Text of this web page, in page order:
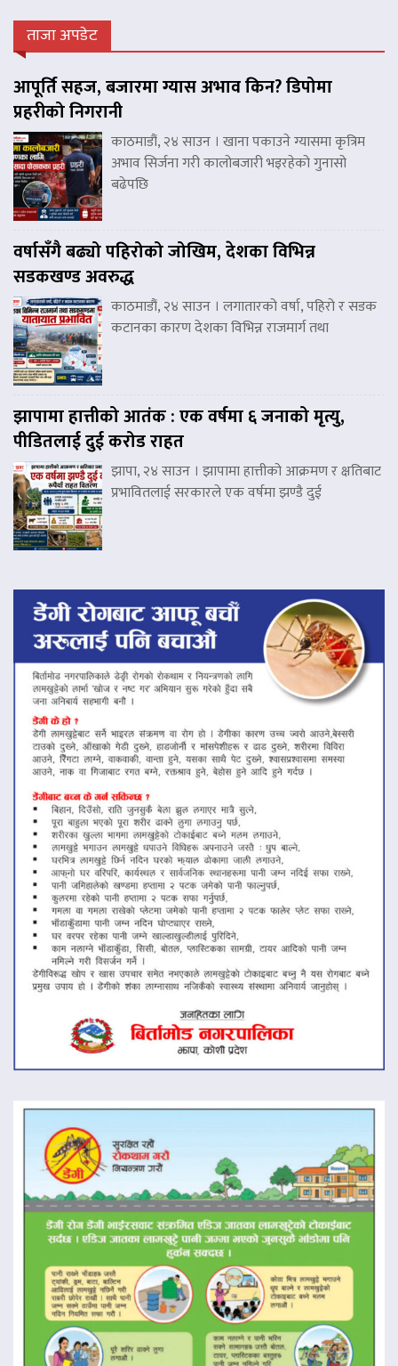
ताजा अपडेट
आपूर्ति सहज, बजारमा ग्यास अभाव किन? डिपोमा
प्रहरीको निगरानी
काठमाडौं, २४ साउन । खाना पकाउने ग्यासमा कृत्रिम
अभाव सिर्जना गरी कालोबजारी भइरहेको गुनासो
बढेपछि
वर्षासँगै बढ्यो पहिरोको जोखिम, देशका विभिन्न
सडकखण्ड अवरुद्ध
काठमाडौं, २४ साउन । लगातारको वर्षा, पहिरो र सडक
कटानका कारण देशका विभिन्न राजमार्ग तथा
झापामा हात्तीको आतंक : एक वर्षमा ६ जनाको मृत्यु,
पीडितलाई दुई करोड राहत
झापा, २४ साउन । झापामा हात्तीको आक्रमण र क्षतिबाट
प्रभावितलाई सरकारले एक वर्षमा झण्डै दुई